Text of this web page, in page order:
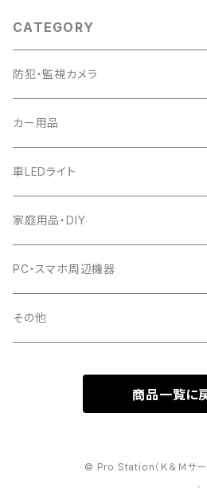
CATEGORY
防犯・監視カメラ
カー用品
車LEDライト
家庭用品・DIY
PC・スマホ周辺機器
その他
商品一覧に
© Pro Station（Ｋ＆Ｍサー